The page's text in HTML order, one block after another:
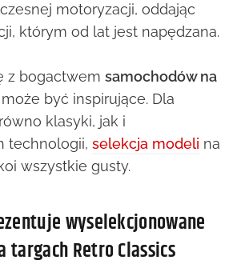
motoryzacji, oddając
którym od lat jest napędzana.
z bogactwem samochodów na
może być inspirujące. Dla
klasyki, jak i
technologii, selekcja modeli na
wszystkie gusty.
wyselekcjonowane
targach Retro Classics